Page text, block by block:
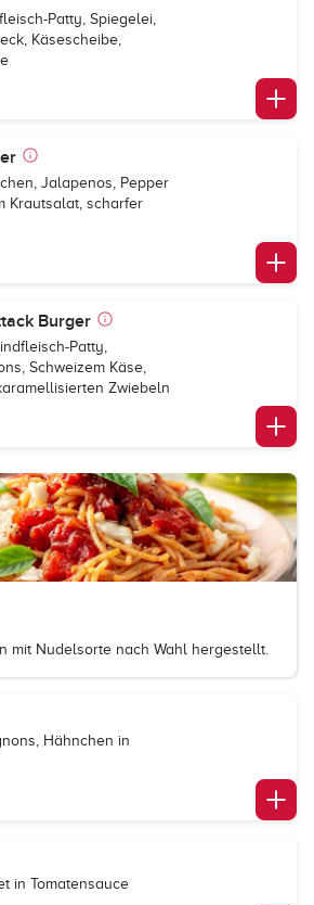
Patty, Spiegelei,
Käsescheibe,
Jalapenos, Pepper
Krautsalat, scharfer
Burger
Patty,
Schweizem Käse,
Zwiebeln
mit Nudelsorte nach Wahl hergestellt.
Hähnchen in
in Tomatensauce